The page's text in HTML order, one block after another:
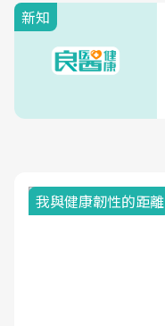
新知
我與健康韌性的距離